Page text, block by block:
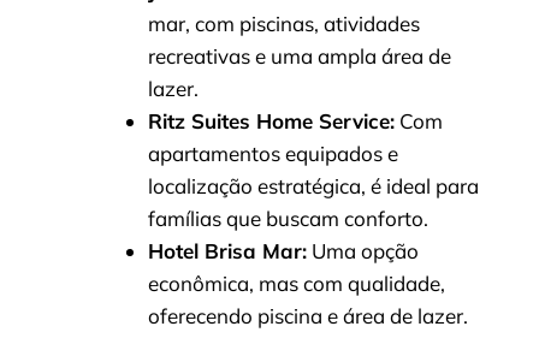
mar, com piscinas, atividades
recreativas e uma ampla área de
lazer.
Ritz Suites Home Service: Com
apartamentos equipados e
localização estratégica, é ideal para
famílias que buscam conforto.
Hotel Brisa Mar: Uma opção
econômica, mas com qualidade,
oferecendo piscina e área de lazer.